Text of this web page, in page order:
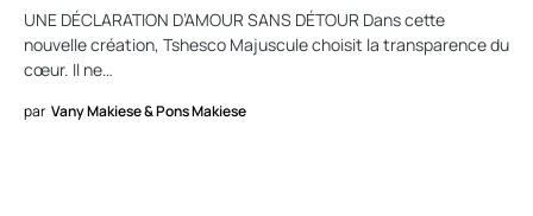
UNE DÉCLARATION D’AMOUR SANS DÉTOUR Dans cette
nouvelle création, Tshesco Majuscule choisit la transparence du
cœur. Il ne…
par Vany Makiese & Pons Makiese